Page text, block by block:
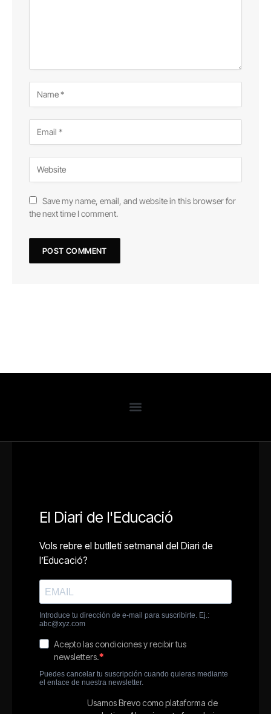
Save my name, email, and website in this browser for
the next time I comment.